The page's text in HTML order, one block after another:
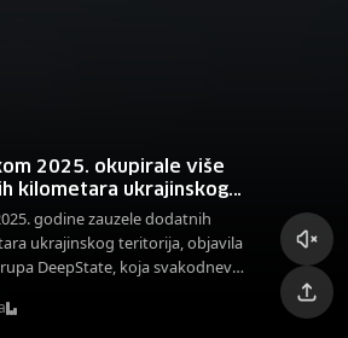
2025. okupirale više
kilometara ukrajinskog
godine zauzele dodatnih
ukrajinskog teritorija, objavila
DeepState, koja svakodnevno